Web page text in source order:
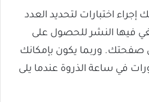
إجراء اختبارات لتحديد العدد
فيها النشر للحصول على
صفحتك. وربما يكون بإمكانك
في ساعة الذروة عندما يلى